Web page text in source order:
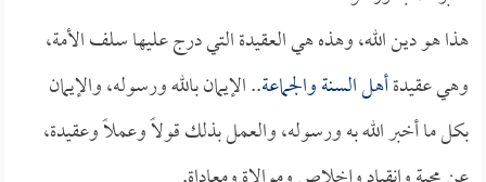
هذا هو دين الله، وهذه هي العقيدة التي درج عليها سلف الأمة،
وهي عقيدةأهل السنة والجماعة.. الإيمان بالله ورسوله، والإيمان
بكل ما أخبر الله به ورسوله، والعمل بذلك قولاً وعملاً وعقيدة،